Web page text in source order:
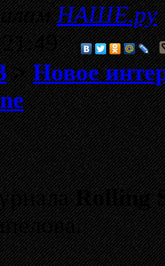
НАШЕ.ру
21:49
>Новое
Rolling